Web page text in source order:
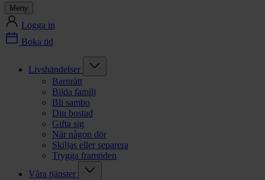
Meny
Logga in
Boka tid
Livshändelser
Barnrätt
Bilda familj
Bli sambo
Din bostad
Gifta sig
När någon dör
Skiljas eller separera
Trygga framtiden
Våra tjänster